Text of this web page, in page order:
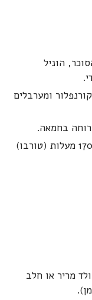
הוניל
ומערבלים
אופים בתנור שחומם מראש לחום של 170 מעלות (טורבו)
(200 גרם שוקולד מריר או חלב